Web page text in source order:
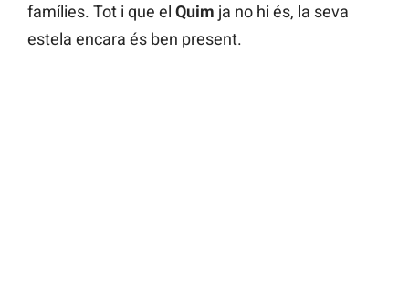
famílies. Tot i que el Quim ja no hi és, la seva
estela encara és ben present.